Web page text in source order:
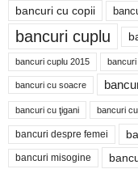
bancuri cu copii
bancuri cuplu
bancuri cuplu 2015 bancuri
bancuri cu soacre
bancuri cu ţigani bancuri
bancuri despre femei
bancuri misogine